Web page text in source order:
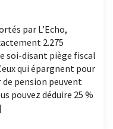
par L’Echo,
2.275
soi-disant piège fiscal
qui épargnent pour
pension peuvent
pouvez déduire 25 %